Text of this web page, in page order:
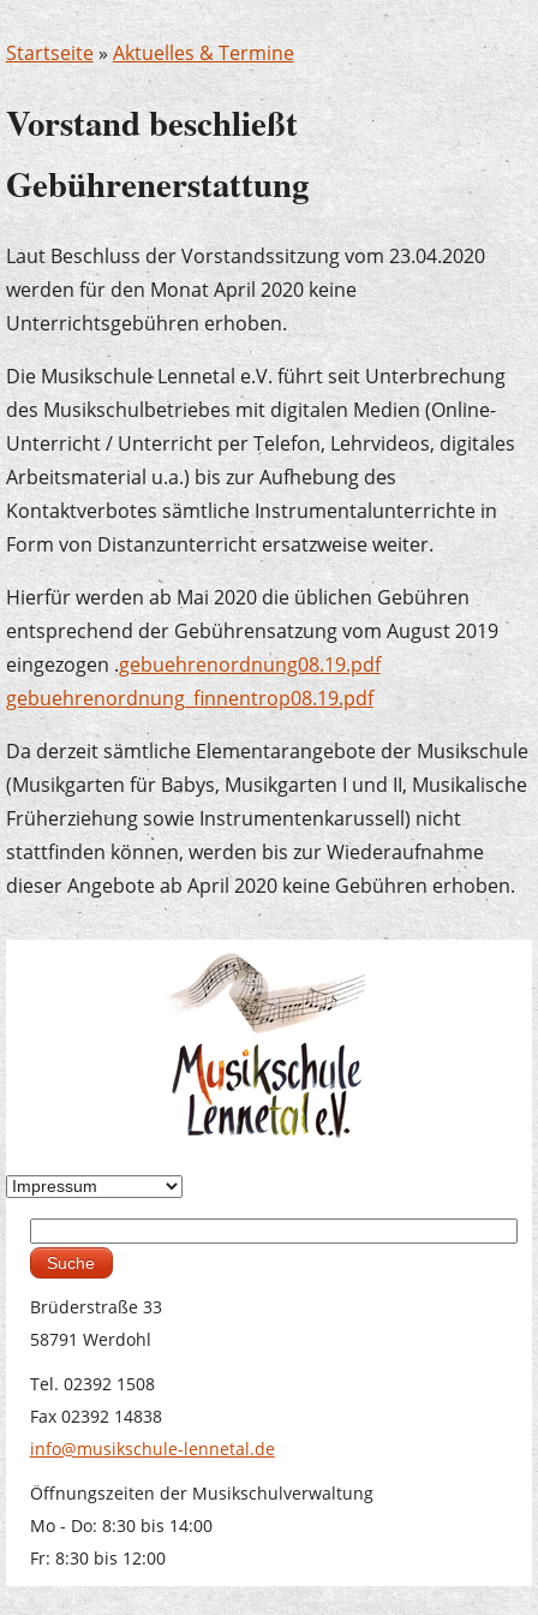
Startseite»Aktuelles & Termine
Vorstand beschließt
Gebührenerstattung
Laut Beschluss der Vorstandssitzung vom 23.04.2020
werden für den Monat April 2020 keine
Unterrichtsgebühren erhoben.
Die Musikschule Lennetal e.V. führt seit Unterbrechung
des Musikschulbetriebes mit digitalen Medien (Online-
Unterricht / Unterricht per Telefon, Lehrvideos, digitales
Arbeitsmaterial u.a.) bis zur Aufhebung des
Kontaktverbotes sämtliche Instrumentalunterrichte in
Form von Distanzunterricht ersatzweise weiter.
Hierfür werden ab Mai 2020 die üblichen Gebühren
entsprechend der Gebührensatzung vom August 2019
eingezogen .gebuehrenordnung08.19.pdf
gebuehrenordnung_finnentrop08.19.pdf
Da derzeit sämtliche Elementarangebote der Musikschule
(Musikgarten für Babys, Musikgarten I und II, Musikalische
Früherziehung sowie Instrumentenkarussell) nicht
stattfinden können, werden bis zur Wiederaufnahme
dieser Angebote ab April 2020 keine Gebühren erhoben.
Suchformular
Brüderstraße 33
58791 Werdohl
Tel. 02392 1508
Fax 02392 14838
info@musikschule-lennetal.de
Öffnungszeiten der Musikschulverwaltung
Mo - Do: 8:30 bis 14:00
Fr: 8:30 bis 12:00